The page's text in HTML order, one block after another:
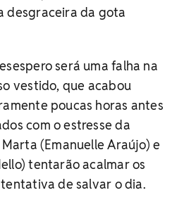
desgraceira da gota
será uma falha na
vestido, que acabou
poucas horas antes
com o estresse da
(Emanuelle Araújo) e
tentarão acalmar os
de salvar o dia.